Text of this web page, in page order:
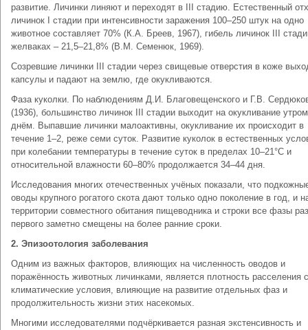
развитие. Личинки линяют и переходят в III стадию. Естественный
личинок I стадии при интенсивности заражения 100–250 штук на одно
животное составляет 70% (К.А. Бреев, 1967), гибель личинок III
желваках – 21,5–21,8% (В.М. Семенюк, 1969).
Созревшие личинки III стадии через свищевые отверстия в коже
капсулы и падают на землю, где окукливаются.
Фаза куколки. По наблюдениям Д.И. Благовещенского и Г.В.
(1936), большинство личинок III стадии выходит на окукливание
днём. Выпавшие личинки малоактивны, окукливание их происходит в
течение 1–2, реже семи суток. Развитие куколок в естественных
при колебании температуры в течение суток в пределах 10–21°С и
относительной влажности 60–80% продолжается 34–44 дня.
Исследования многих отечественных учёных показали, что
оводы крупного рогатого скота дают только одно поколение в год, и
территории совместного обитания пищеводника и строки все фазы
первого заметно смещены на более ранние сроки.
2. Эпизоотология заболевания
Одним из важных факторов, влияющих на численность оводов и
поражённость животных личинками, является плотность расселения
климатические условия, влияющие на развитие отдельных фаз и
продолжительность жизни этих насекомых.
Многими исследователями подчёркивается разная экстенсивность и